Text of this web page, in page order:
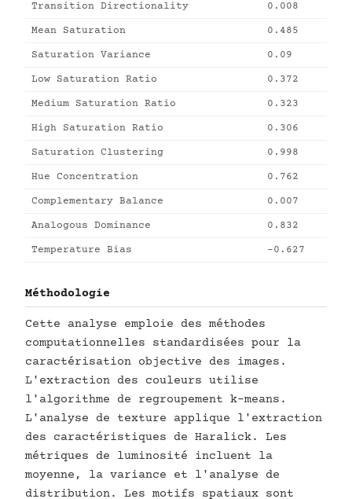
Transition Directionality 0.008
Mean Saturation 0.485
Saturation Variance 0.09
Low Saturation Ratio 0.372
Medium Saturation Ratio 0.323
High Saturation Ratio 0.306
Saturation Clustering 0.998
Hue Concentration 0.762
Complementary Balance 0.007
Analogous Dominance 0.832
Temperature Bias -0.627
Méthodologie
Cette analyse emploie des méthodes
computationnelles standardisées pour la
caractérisation objective des images.
L'extraction des couleurs utilise
l'algorithme de regroupement k-means.
L'analyse de texture applique l'extraction
des caractéristiques de Haralick. Les
métriques de luminosité incluent la
moyenne, la variance et l'analyse de
distribution. Les motifs spatiaux sont